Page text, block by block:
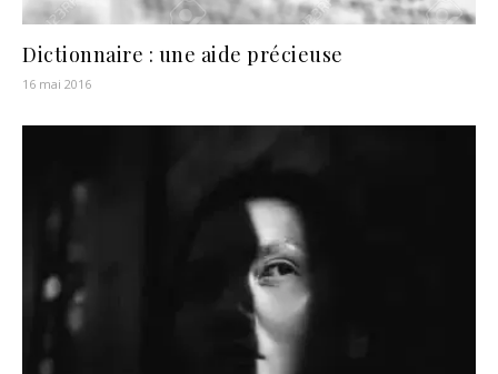
Dictionnaire : une aide précieuse
16 mai 2016